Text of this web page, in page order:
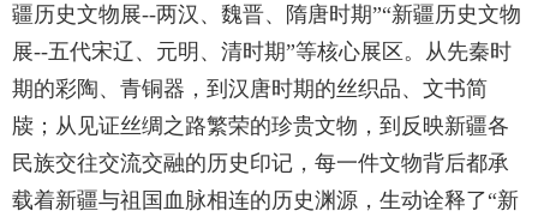
疆历史文物展--两汉、魏晋、隋唐时期”“新疆历史文物
展--五代宋辽、元明、清时期”等核心展区。从先秦时
期的彩陶、青铜器，到汉唐时期的丝织品、文书简
牍；从见证丝绸之路繁荣的珍贵文物，到反映新疆各
民族交往交流交融的历史印记，每一件文物背后都承
载着新疆与祖国血脉相连的历史渊源，生动诠释了“新